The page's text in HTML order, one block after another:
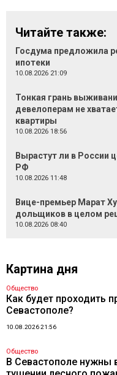
Читайте также:
Госдума предложила
ипотеки
10.08.2026 21:09
Тонкая грань
девелоперам не
квартиры
10.08.2026 18:56
Вырастут ли в России
РФ
10.08.2026 11:48
Вице-премьер Марат
дольщиков в целом
10.08.2026 08:40
Картина дня
Общество
Как будет проходить
Севастополе?
10.08.2026 21:56
Общество
В Севастополе нужны